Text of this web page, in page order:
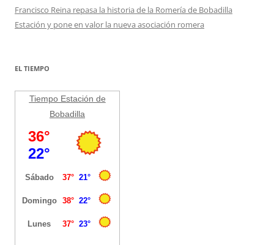
Francisco Reina repasa la historia de la Romería de Bobadilla
Estación y pone en valor la nueva asociación romera
EL TIEMPO
Tiempo Estación de
Bobadilla